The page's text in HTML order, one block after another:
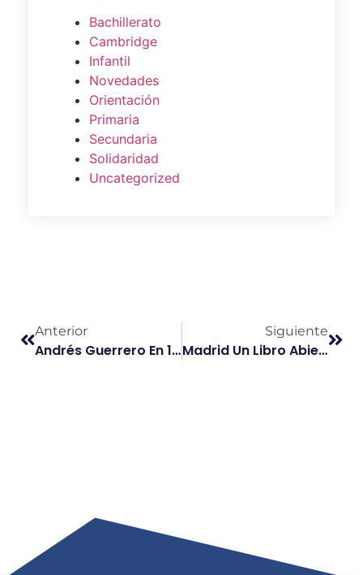
Bachillerato
Cambridge
Infantil
Novedades
Orientación
Primaria
Secundaria
Solidaridad
Uncategorized
Anterior
Andrés Guerrero En 1º ESO
Siguiente
Madrid Un Libro Abierto Vivir En Comunidad